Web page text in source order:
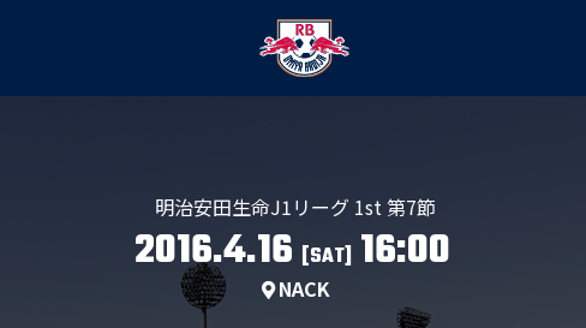
明治安田生命J1リーグ 1st 第7節
2016.4.16 [SAT] 16:00
NACK